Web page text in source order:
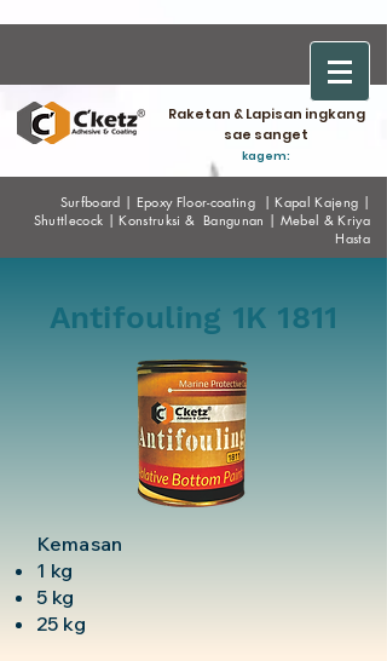
Raketan & Lapisan ingkang
sae sanget
kagem:
Surfboard | Epoxy Floor-coating |Kapal Kajeng |
Shuttlecock |Konstruksi & Bangunan | Mebel & Kriya
Hasta
Kemasan
1 kg
5 kg
25 kg
Antifouling 1K 1811